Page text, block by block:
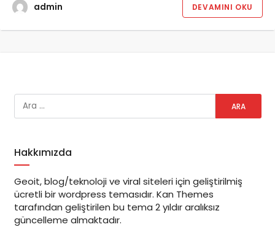
admin DEVAMINI OKU
Hakkımızda
Geoit, blog/teknoloji ve viral siteleri için geliştirilmiş
ücretli bir wordpress temasıdır. Kan Themes
tarafından geliştirilen bu tema 2 yıldır aralıksız
güncelleme almaktadır.